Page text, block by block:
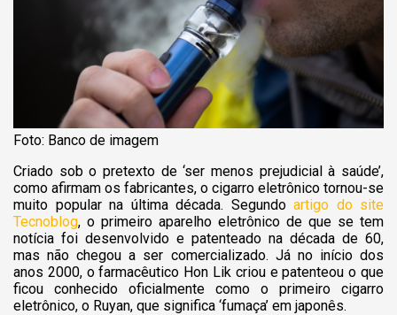
Foto: Banco de imagem
Criado sob o pretexto de ‘ser menos prejudicial à saúde’,
como afirmam os fabricantes, o cigarro eletrônico tornou-se
muito popular na última década. Segundo artigo do site
Tecnoblog, o primeiro aparelho eletrônico de que se tem
notícia foi desenvolvido e patenteado na década de 60,
mas não chegou a ser comercializado. Já no início dos
anos 2000, o farmacêutico Hon Lik criou e patenteou o que
ficou conhecido oficialmente como o primeiro cigarro
eletrônico, o Ruyan, que significa ‘fumaça’ em japonês.